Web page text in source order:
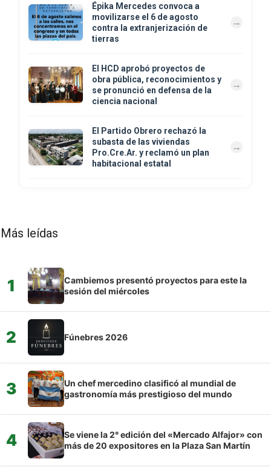
Épika Mercedes convoca a
movilizarse el 6 de agosto
contra la extranjerización de
tierras
El HCD aprobó proyectos de
obra pública, reconocimientos y
se pronunció en defensa de la
ciencia nacional
El Partido Obrero rechazó la
subasta de las viviendas
Pro.Cre.Ar. y reclamó un plan
habitacional estatal
Más leídas
1
Cambiemos presentó proyectos para este la
sesión del miércoles
2 Fúnebres 2026
3
Un chef mercedino clasificó al mundial de
gastronomía más prestigioso del mundo
4
Se viene la 2° edición del «Mercado Alfajor» con
más de 20 expositores en la Plaza San Martín